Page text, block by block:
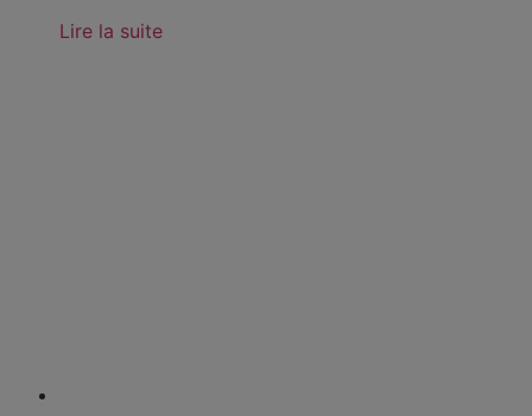
Lire la suite